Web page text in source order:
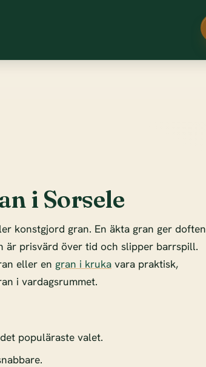
i Sorsele
konstgjord gran. En äkta gran ger doften
är prisvärd över tid och slipper barrspill.
eller en gran i kruka vara praktisk,
i vardagsrummet.
populäraste valet.